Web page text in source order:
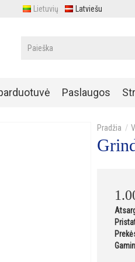
Lietuvių Latviešu
Paslaugos
1.